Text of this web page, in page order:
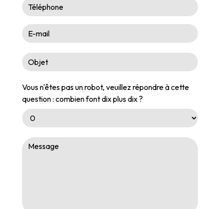
Vous n'êtes pas un robot, veuillez répondre à cette
question : combien font dix plus dix ?